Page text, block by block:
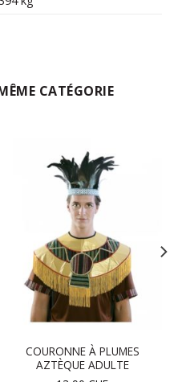
CATÉGORIE
COURONNE À PLUMES
AZTÈQUE ADULTE